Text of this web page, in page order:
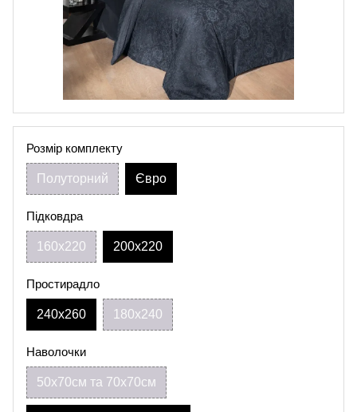
Розмір комплекту
Полуторний Євро
Підковдра
160х220 200х220
Простирадло
240х260 180х240
Наволочки
50х70см та 70х70см